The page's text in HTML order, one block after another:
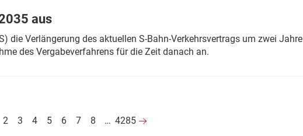
aus
die Verlängerung des aktuellen S-Bahn-Verkehrsvertrags um zwei
des Vergabeverfahrens für die Zeit danach an.
2 3 4 5 6 7 8 … 4285